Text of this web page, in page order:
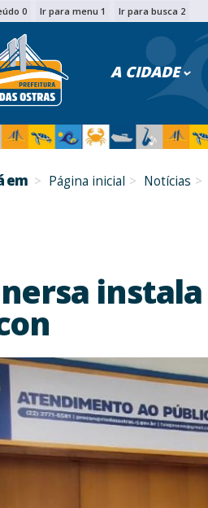
0 Ir para menu 1 Ir para busca 2
A CIDADE
em Página inicial Notícias